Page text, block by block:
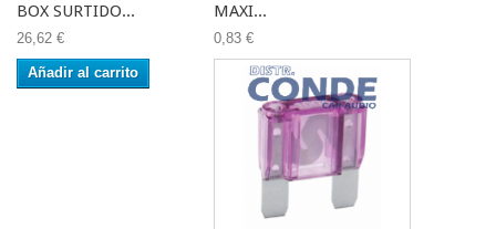
BOX SURTIDO...
26,62 €
Añadir al carrito
MAXI...
0,83 €